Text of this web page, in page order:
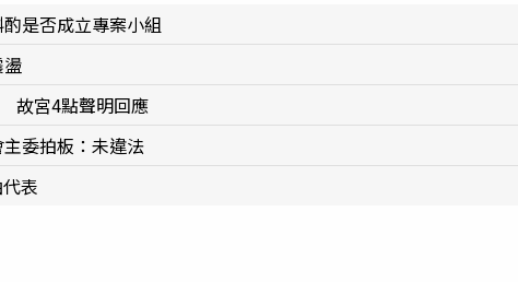
是否成立專案小組
故宮4點聲明回應
委拍板：未違法
表